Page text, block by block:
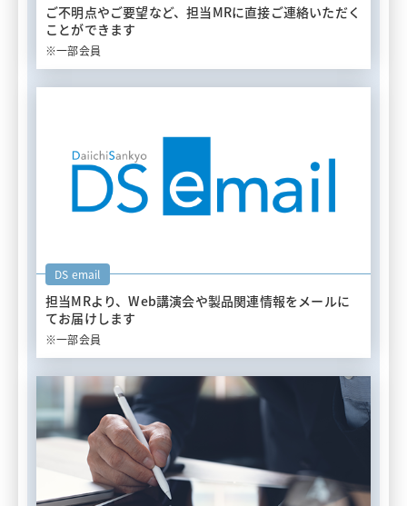
ご不明点やご要望など、担当MRに直接ご連絡いただく
ことができます
※一部会員
DS email
担当MRより、Web講演会や製品関連情報をメールに
てお届けします
※一部会員